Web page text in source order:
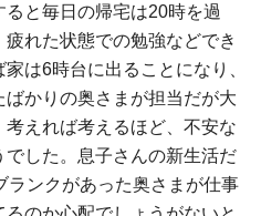
と毎日の帰宅は20時を過
れた状態での勉強などでき
は6時台に出ることになり、
かりの奥さまが担当だが大
えれば考えるほど、不安な
した。息子さんの新生活だ
ランクがあった奥さまが仕事